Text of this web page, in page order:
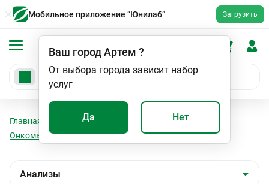
Мобильное приложение “Юнилаб” Загрузить
Ваш городАртем ?
От выбора города зависит набор
услуг
Да Нет
Главная Анализы
Онкомаркеры
Онкомаркеры
Нейронспецифическая енолаза (NSE)